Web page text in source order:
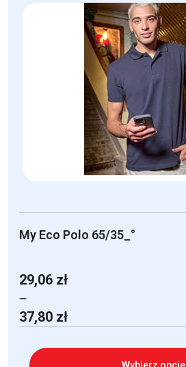
My Eco Polo 65/35_°
29,06 zł
–
37,80 zł
cen:
29,06 zł